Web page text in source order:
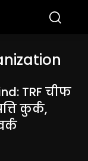
TRF चीफ
कुर्क,